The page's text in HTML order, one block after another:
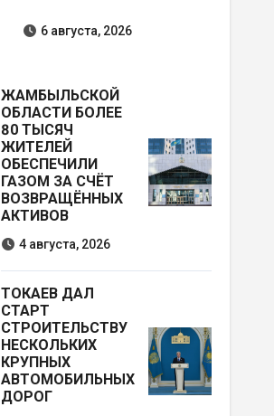
6 августа, 2026
ЖАМБЫЛЬСКОЙ
ОБЛАСТИ БОЛЕЕ
80 ТЫСЯЧ
ЖИТЕЛЕЙ
ОБЕСПЕЧИЛИ
ГАЗОМ ЗА СЧЁТ
ВОЗВРАЩЁННЫХ
АКТИВОВ
4 августа, 2026
ТОКАЕВ ДАЛ
СТАРТ
СТРОИТЕЛЬСТВУ
НЕСКОЛЬКИХ
КРУПНЫХ
АВТОМОБИЛЬНЫХ
ДОРОГ